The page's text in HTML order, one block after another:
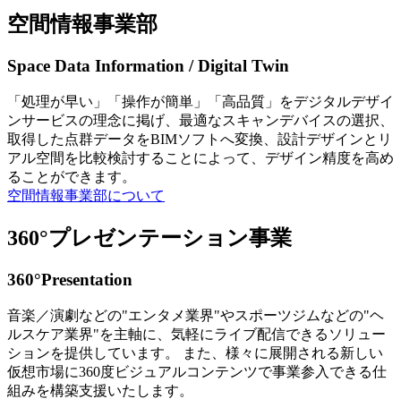
空間情報事業部
Space Data Information / Digital Twin
「処理が早い」「操作が簡単」「高品質」をデジタルデザイ
ンサービスの理念に掲げ、最適なスキャンデバイスの選択、
取得した点群データをBIMソフトへ変換、設計デザインとリ
アル空間を比較検討することによって、デザイン精度を高め
ることができます。
空間情報事業部について
360°プレゼンテーション事業
360°Presentation
音楽／演劇などの"エンタメ業界"やスポーツジムなどの"ヘ
ルスケア業界"を主軸に、気軽にライブ配信できるソリュー
ションを提供しています。 また、様々に展開される新しい
仮想市場に360度ビジュアルコンテンツで事業参入できる仕
組みを構築支援いたします。